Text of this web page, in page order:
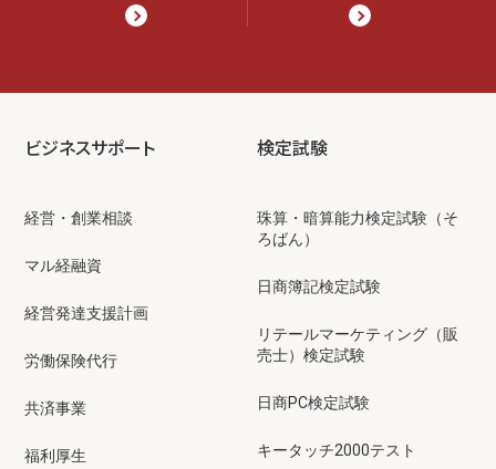
ビジネスサポート
経営・創業相談
マル経融資
経営発達支援計画
労働保険代行
共済事業
福利厚生
検定試験
珠算・暗算能力検定試験（そ
ろばん）
日商簿記検定試験
リテールマーケティング（販
売士）検定試験
日商PC検定試験
キータッチ2000テスト